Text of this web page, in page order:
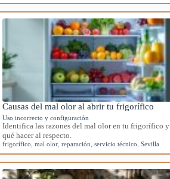
Causas del mal olor al abrir tu frigorífico
Uso incorrecto y configuración
Identifica las razones del mal olor en tu frigorífico y
qué hacer al respecto.
frigorífico ,mal olor ,reparación ,servicio técnico ,Sevilla